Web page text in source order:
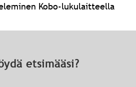
Kobo-lukulaitteella
etsimääsi?